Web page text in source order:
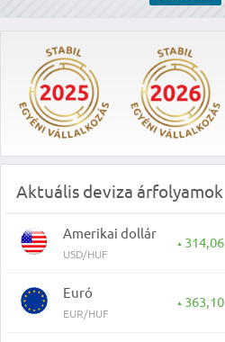
Aktuális deviza árfolyamok
Amerikai dollár
USD/HUF
▲ 314,06
Euró
EUR/HUF
▲ 363,10